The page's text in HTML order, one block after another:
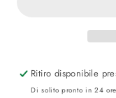
Ritiro disponibile
Di solito pronto in 24 ore